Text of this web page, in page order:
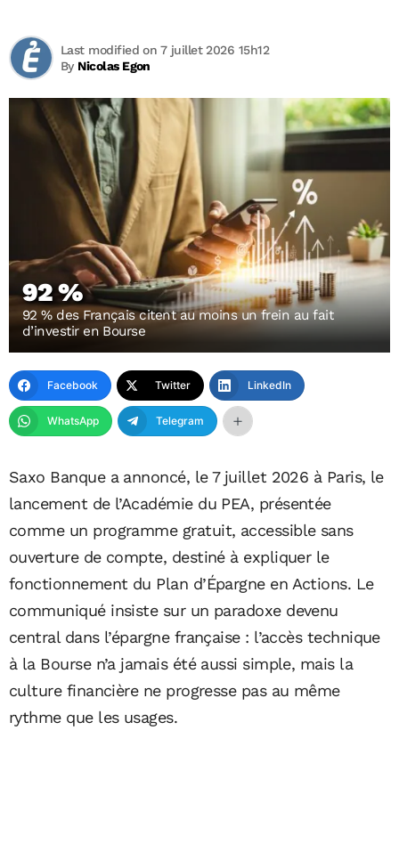
By Nicolas Egon
Last modified on 7 juillet 2026 15h12
92 %
92 % des Français citent au moins un frein au fait
d’investir en Bourse
Facebook Twitter LinkedIn
WhatsApp Telegram
Saxo Banque a annoncé, le 7 juillet 2026 à Paris, le
lancement de l’Académie du PEA, présentée
comme un programme gratuit, accessible sans
ouverture de compte, destiné à expliquer le
fonctionnement du Plan d’Épargne en Actions. Le
communiqué insiste sur un paradoxe devenu
central dans l’épargne française : l’accès technique
à la Bourse n’a jamais été aussi simple, mais la
culture financière ne progresse pas au même
rythme que les usages.